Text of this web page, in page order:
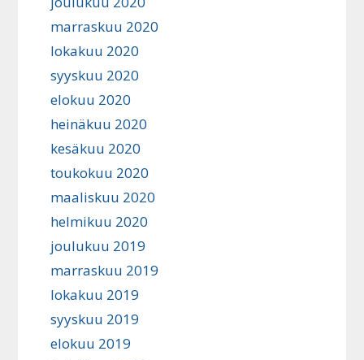
marraskuu 2020
lokakuu 2020
syyskuu 2020
elokuu 2020
heinäkuu 2020
kesäkuu 2020
toukokuu 2020
maaliskuu 2020
helmikuu 2020
joulukuu 2019
marraskuu 2019
lokakuu 2019
syyskuu 2019
elokuu 2019